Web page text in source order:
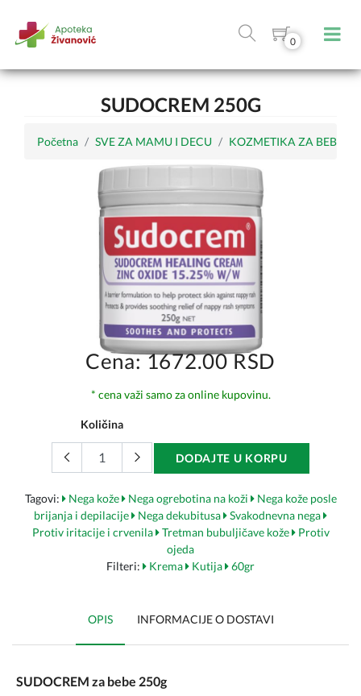
0
SUDOCREM 250G
Početna SVE ZA MAMU I DECU KOZMETIKA ZA BEBE I
Cena: 1672.00 RSD
* cena važi samo za online kupovinu.
Količina
DODAJTE U KORPU
Tagovi: Nega kože Nega ogrebotina na koži Nega kože posle
brijanja i depilacije
Nega dekubitusa
Svakodnevna nega
Protiv iritacije i crvenila Tretman bubuljičave kože Protiv
ojeda
Filteri:
Krema Kutija 60gr
OPIS INFORMACIJE O DOSTAVI
SUDOCREM za bebe 250g